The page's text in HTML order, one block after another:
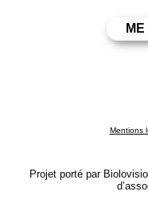
Mentions
Projet porté par